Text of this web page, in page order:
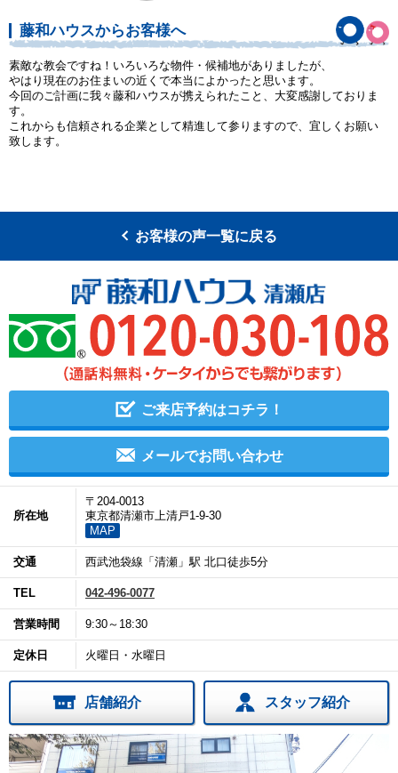
藤和ハウスからお客様へ
素敵な教会ですね！いろいろな物件・候補地がありましたが、
やはり現在のお住まいの近くで本当によかったと思います。
今回のご計画に我々藤和ハウスが携えられたこと、大変感謝しておりま
す。
これからも信頼される企業として精進して参りますので、宜しくお願い
致します。
お客様の声一覧に戻る
ご来店予約はコチラ！
メールでお問い合わせ
所在地
〒204-0013
東京都清瀬市上清戸1-9-30
MAP
交通 西武池袋線「清瀬」駅 北口徒歩5分
TEL 042-496-0077
営業時間 9:30～18:30
定休日 火曜日・水曜日
店舗紹介 スタッフ紹介